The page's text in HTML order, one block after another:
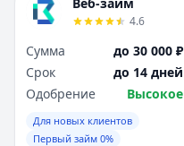
4.6
Сумма
до 30 000 ₽
Срок
до 14 дней
Одобрение
Высокое
Для новых клиентов
Первый займ 0%